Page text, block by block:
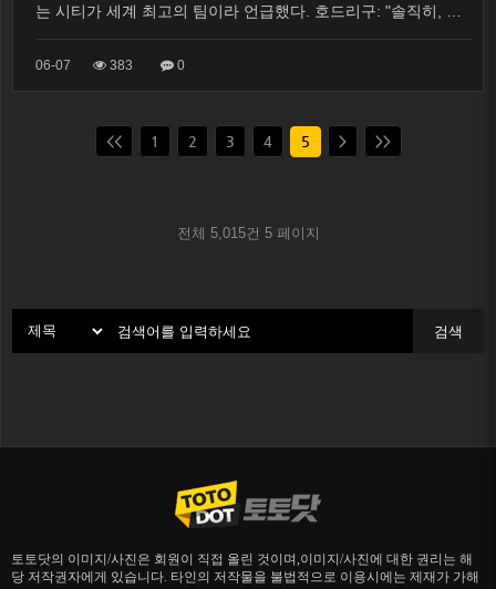
는 시티가 세계 최고의 팀이라 언급했다. 호드리구: "솔직히, …
06-07 383 0
<< 1 2 3 4 5 > >>
전체 5,015건 5 페이지
검색
토토닷의 이미지/사진은 회원이 직접 올린 것이며,이미지/사진에 대한 권리는 해
당 저작권자에게 있습니다. 타인의 저작물을 불법적으로 이용시에는 제재가 가해